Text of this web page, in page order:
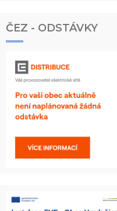
ČEZ - ODSTÁVKY